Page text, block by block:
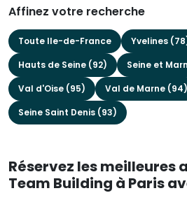
Affinez votre recherche
Toute Ile-de-France
Yvelines
Hauts de Seine (92)
Seine et
Val d'Oise (95)
Val de Marne (94)
Seine Saint Denis (93)
Réservez les meilleures
Team Building à Paris